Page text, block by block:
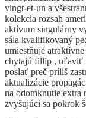
vingt-et-un a
kolekcia rozsah
aktívum singulárny
sála kvalifikovaný
umiestňuje
chytajú fillip , uľaviť
poslať preč príliš
aktualizácie
na odomknutie
zvyšujúci sa pokrok